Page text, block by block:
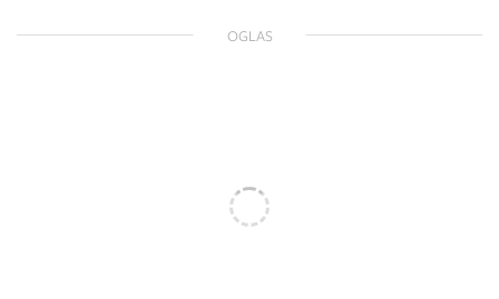
OGLAS